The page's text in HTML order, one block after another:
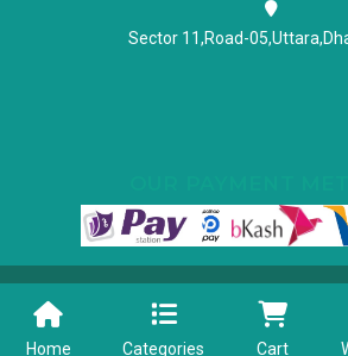
Sector 11,Road-
Home Categories Cart
Powered & Maintained by
Terms & Conditions